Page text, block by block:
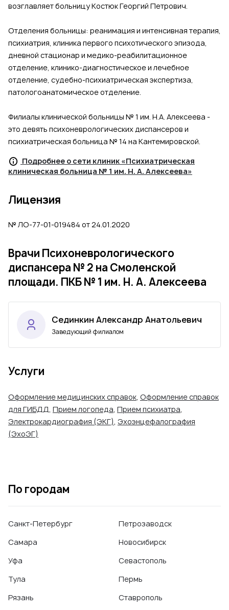
возглавляет больницу Костюк Георгий Петрович.
Отделения больницы: реанимация и интенсивная терапия,
психиатрия, клиника первого психотического эпизода,
дневной стационар и медико-реабилитационное
отделение, клинико-диагностическое и лечебное
отделение, судебно-психиатрическая экспертиза,
патологоанатомическое отделение.
Филиалы клинической больницы № 1 им. Н.А. Алексеева -
это девять психоневрологических диспансеров и
психиатрическая больница № 14 на Кантемировской.
Подробнее о сети клиник «Психиатрическая
клиническая больница № 1 им. Н. А. Алексеева»
Лицензия
№ ЛО-77-01-019484 от 24.01.2020
Врачи Психоневрологического
диспансера № 2 на Смоленской
площади. ПКБ № 1 им. Н. А. Алексеева
Сединкин Александр Анатольевич
Заведующий филиалом
Услуги
Оформление медицинских справок, Оформление справок
для ГИБДД, Прием логопеда, Прием психиатра,
Электрокардиография (ЭКГ), Эхоэнцефалография
(ЭхоЭГ)
По городам
Санкт-Петербург
Самара
Уфа
Тула
Рязань
Петрозаводск
Новосибирск
Севастополь
Пермь
Ставрополь